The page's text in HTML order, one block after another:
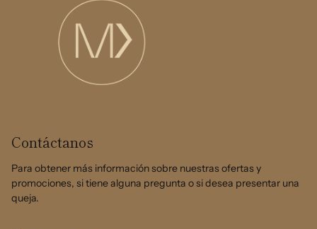
Contáctanos
Para obtener más información sobre nuestras ofertas y
promociones, si tiene alguna pregunta o si desea presentar una
queja.